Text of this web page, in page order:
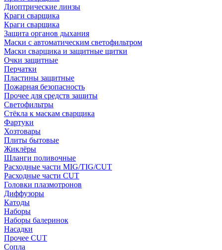
Диоптрические линзы
Краги сварщика
Краги сварщика
Защита органов дыхания
Маски с автоматическим светофильтром
Маски сварщика и защитные щитки
Очки защитные
Перчатки
Пластины защитные
Пожарная безопасность
Прочее для средств защиты
Светофильтры
Стёкла к маскам сварщика
Фартуки
Хозтовары
Плиты бытовые
Жиклёры
Шланги поливочные
Расходные части MIG/TIG/CUT
Расходные части CUT
Головки плазмотронов
Диффузоры
Катоды
Наборы
Наборы балеринок
Насадки
Прочее CUT
Сопла